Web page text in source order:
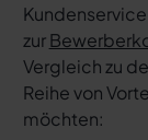
zur
Vergleich zu
Reihe von
möchten: